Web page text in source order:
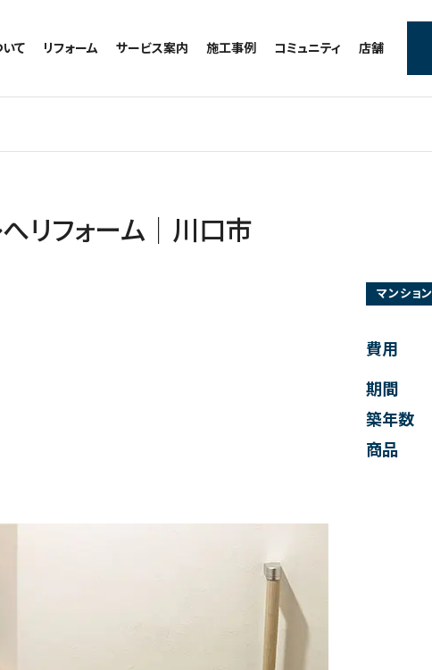
て リフォーム
お風呂のリフォーム
洗面台のリフォーム
水回りのリフォーム
サービス案内
相談室・よくある質問
施工事例
トイレの施工事例
キッチンの施工事例
コミュニティ
アルブル通信
ブログ
店舗
墨田店
日本橋店
リフォーム｜川口市
マンション
費用
期間
築年数
商品